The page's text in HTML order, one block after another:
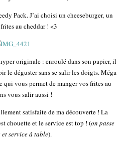
Pack. J’ai choisi un cheeseburger, un
au cheddar ! <3
originale : enroulé dans son papier, il
le déguster sans se salir les doigts. Méga
vous permet de manger vos frites au
vous salir aussi !
satisfaite de ma découverte ! La
chouette et le service est top ! (on passe
et service à table).